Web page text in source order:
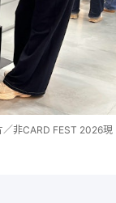
非CARD FEST 2026現